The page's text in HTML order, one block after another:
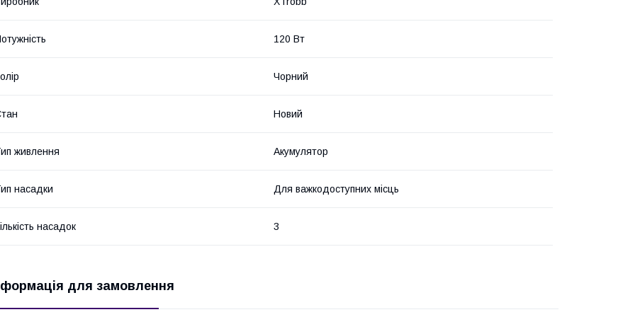
120 Вт
Чорний
Новий
живлення Акумулятор
насадки Для важкодоступних місць
насадок 3
для замовлення